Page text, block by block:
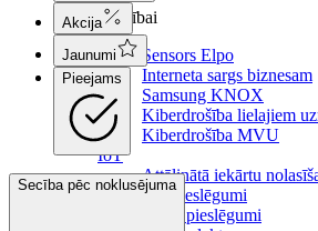
Drošībai
Sensors Elpo
Interneta sargs biznesam
Samsung KNOX
Kiberdrošība lielajiem
Kiberdrošība MVU
IoT
Attālinātā iekārtu
IoT pieslēgumi
M2M pieslēgumi
Akcija
Jaunumi
Pieejams
Secība pēc noklusējuma